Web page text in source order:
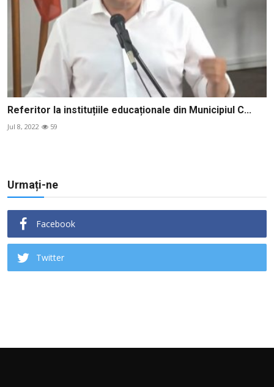
Referitor la instituțiile educaționale din Municipiul C...
Jul 8, 2022 59
Urmați-ne
Facebook
Twitter